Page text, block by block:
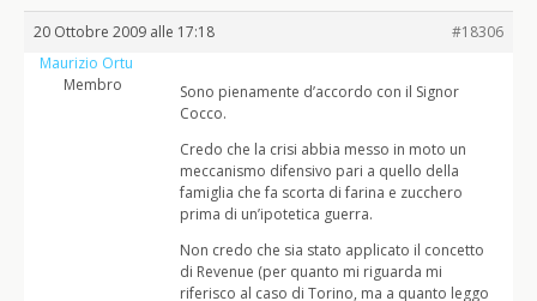
20 Ottobre 2009 alle 17:18
#18306
Maurizio Ortu
Membro
Sono pienamente d’accordo con il Signor
Cocco.
Credo che la crisi abbia messo in moto un
meccanismo difensivo pari a quello della
famiglia che fa scorta di farina e zucchero
prima di un’ipotetica guerra.
Non credo che sia stato applicato il concetto
di Revenue (per quanto mi riguarda mi
riferisco al caso di Torino, ma a quanto leggo